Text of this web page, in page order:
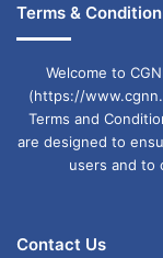
Terms & Condition
Welcome to
(https://
Terms and
are designed to
users and to
Contact Us